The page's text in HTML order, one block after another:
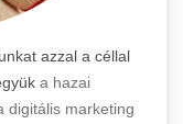
azzal a céllal
a hazai
digitális marketing